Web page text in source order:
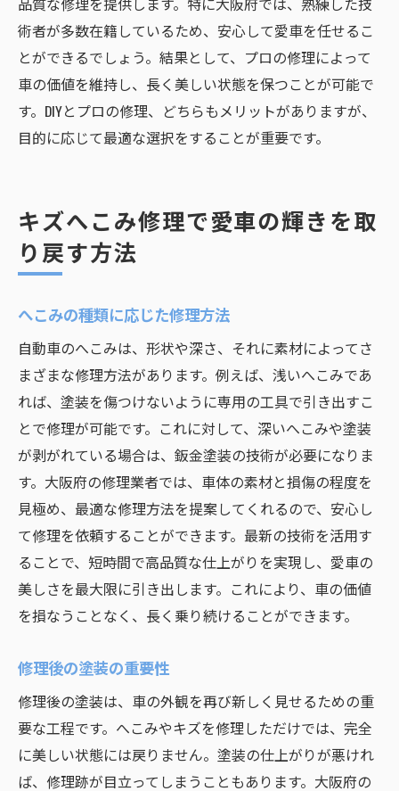
術者が多数在籍しているため、安心して愛車を任せるこ
とができるでしょう。結果として、プロの修理によって
車の価値を維持し、長く美しい状態を保つことが可能で
す。DIYとプロの修理、どちらもメリットがありますが、
目的に応じて最適な選択をすることが重要です。
キズへこみ修理で愛車の輝きを取
り戻す方法
へこみの種類に応じた修理方法
自動車のへこみは、形状や深さ、それに素材によってさ
まざまな修理方法があります。例えば、浅いへこみであ
れば、塗装を傷つけないように専用の工具で引き出すこ
とで修理が可能です。これに対して、深いへこみや塗装
が剥がれている場合は、鈑金塗装の技術が必要になりま
す。大阪府の修理業者では、車体の素材と損傷の程度を
見極め、最適な修理方法を提案してくれるので、安心し
て修理を依頼することができます。最新の技術を活用す
ることで、短時間で高品質な仕上がりを実現し、愛車の
美しさを最大限に引き出します。これにより、車の価値
を損なうことなく、長く乗り続けることができます。
修理後の塗装の重要性
修理後の塗装は、車の外観を再び新しく見せるための重
要な工程です。へこみやキズを修理しただけでは、完全
に美しい状態には戻りません。塗装の仕上がりが悪けれ
ば、修理跡が目立ってしまうこともあります。大阪府の